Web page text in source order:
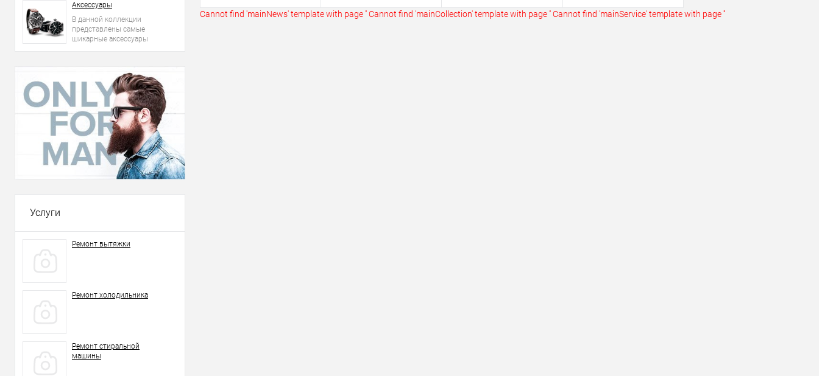
Аксессуары
В данной коллекции
представлены самые
шикарные аксессуары
Услуги
Ремонт вытяжки
Ремонт холодильника
Ремонт стиральной
машины
Cannot find 'mainNews' template with page ''Cannot find 'mainCollection' template with page ''Cannot find 'mainService' template with page ''